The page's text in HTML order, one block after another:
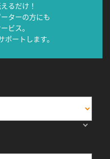
るだけ！
ターの方にも
ビス。
ートします。